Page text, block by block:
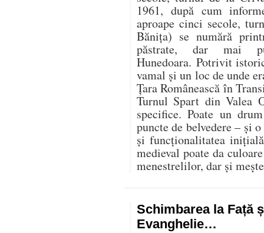
1961, după cum
aproape cinci secole,
Băniţa) se numără
păstrate, dar mai
Hunedoara. Potrivit
vamal şi un loc de unde
Ţara Românească în
Turnul Spart din Valea
specifice. Poate un
puncte de belvedere – și
și funcționalitatea
medieval poate da
menestrelilor, dar și
Schimbarea la Față
Evanghelie…